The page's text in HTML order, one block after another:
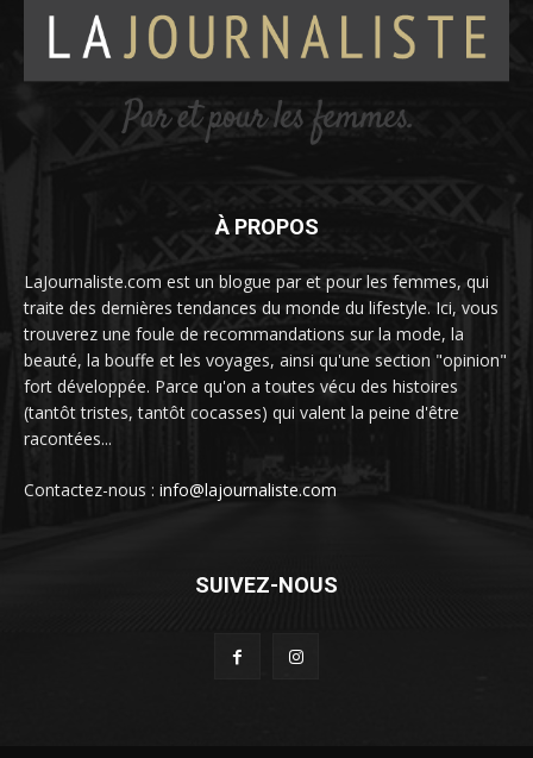
À PROPOS
LaJournaliste.com est un blogue par et pour les femmes, qui
traite des dernières tendances du monde du lifestyle. Ici, vous
trouverez une foule de recommandations sur la mode, la
beauté, la bouffe et les voyages, ainsi qu'une section "opinion"
fort développée. Parce qu'on a toutes vécu des histoires
(tantôt tristes, tantôt cocasses) qui valent la peine d'être
racontées...
Contactez-nous : info@lajournaliste.com
SUIVEZ-NOUS